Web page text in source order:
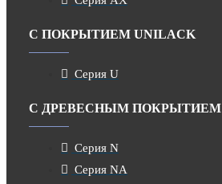
С ПОКРЫТИЕМ UNILACK
Серия U
С ДРЕВЕСНЫМ ПОКРЫТИЕМ
Серия N
Серия NA